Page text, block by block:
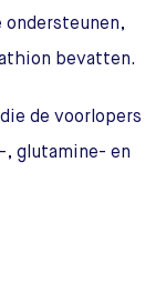
bevatten.
de voorlopers
glutamine- en